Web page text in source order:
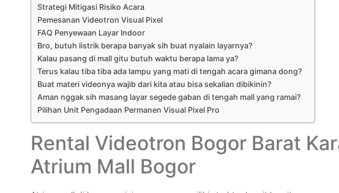
Strategi Mitigasi Risiko Acara
Pemesanan Videotron Visual Pixel
FAQ Penyewaan Layar Indoor
Bro, butuh listrik berapa banyak sih buat nyalain layarnya?
Kalau pasang di mall gitu butuh waktu berapa lama ya?
Terus kalau tiba tiba ada lampu yang mati di tengah acara gimana dong?
Buat materi videonya wajib dari kita atau bisa sekalian dibikinin?
Aman nggak sih masang layar segede gaban di tengah mall yang ramai?
Pilihan Unit Pengadaan Permanen Visual Pixel Pro
Rental Videotron Bogor Barat
Atrium Mall Bogor